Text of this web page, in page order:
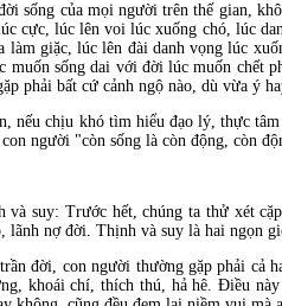
sống của mọi người trên thế gian,
cực, lúc lên voi lúc xuống chó, lúc
làm giặc, lúc lên đài danh vọng lúc
muốn sống dai với đời lúc muốn chết
phải bất cứ cảnh ngộ nào, dù vừa ý
nếu chịu khó tìm hiểu đạo lý, thực
người "còn sống là còn động, còn
và suy: Trước hết, chúng ta thử xét
lãnh nợ đời. Thịnh và suy là hai ngọn
đời, con người thường gặp phải cả
khoái chí, thích thú, hả hê. Điều